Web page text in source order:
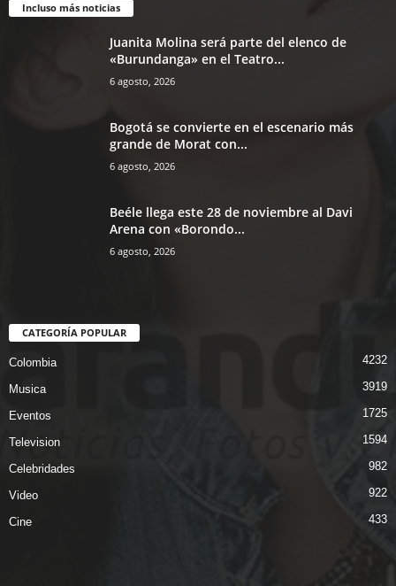
Incluso más noticias
Juanita Molina será parte del elenco de
«Burundanga» en el Teatro...
6 agosto, 2026
Bogotá se convierte en el escenario más
grande de Morat con...
6 agosto, 2026
Beéle llega este 28 de noviembre al Davi
Arena con «Borondo...
6 agosto, 2026
CATEGORÍA POPULAR
Colombia 4232
Musica 3919
Eventos 1725
Television 1594
Celebridades 982
Video 922
Cine 433